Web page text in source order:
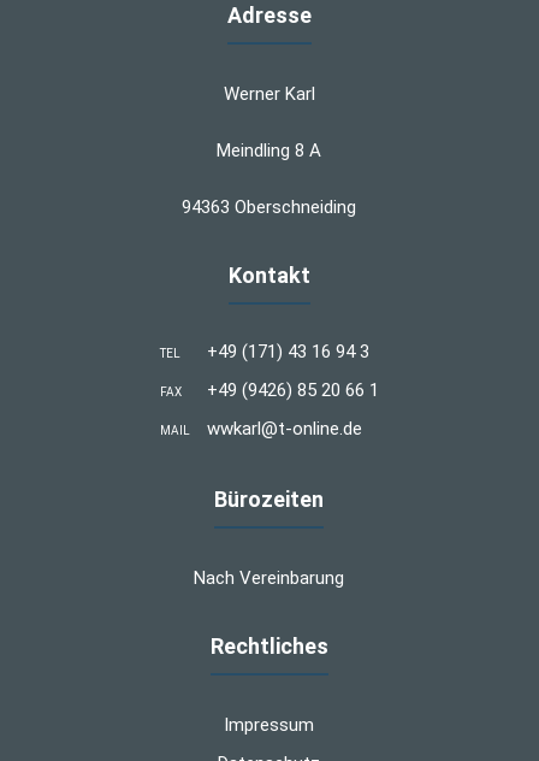
Adresse
Werner Karl
Meindling 8 A
94363 Oberschneiding
Kontakt
TEL +49 (171) 43 16 94 3
FAX +49 (9426) 85 20 66 1
MAIL wwkarl@t-online.de
Bürozeiten
Nach Vereinbarung
Rechtliches
Impressum